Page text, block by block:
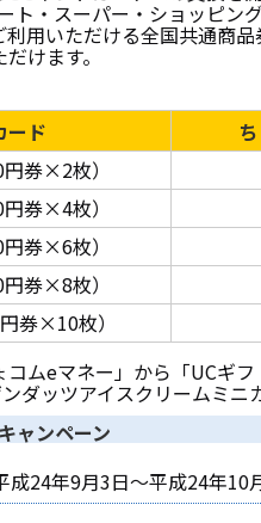
ト・スーパー・ショッピン
用いただける全国共通商
けます。
ード
券×2枚）
券×4枚）
券×6枚）
券×8枚）
券×10枚）
ムeマネー」から「UCギ
ダッツアイスクリームミ
ャンペーン
成24年9月3日～平成24年10